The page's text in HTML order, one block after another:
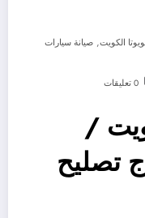
الكويت, صيانة سيارات
0 تعليقات
/
كراج تصليح